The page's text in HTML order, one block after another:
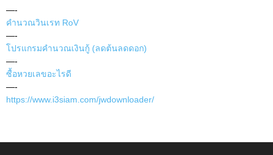
—-
คำนวณวินเรท RoV
—-
โปรแกรมคำนวณเงินกู้ (ลดต้นลดดอก)
—-
ซื้อหวยเลขอะไรดี
—-
https://www.i3siam.com/jwdownloader/